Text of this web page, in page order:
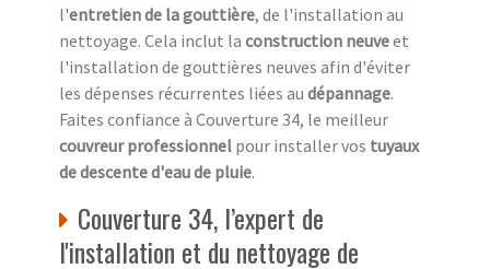
l'entretien de la gouttière, de l'installation au
nettoyage. Cela inclut la construction neuveet
l'installation de gouttières neuves afin d'éviter
les dépenses récurrentes liées au dépannage.
Faites confiance à Couverture 34, le meilleur
couvreur professionnel pour installer vos tuyaux
de descente d'eau de pluie.
Couverture 34, l’expert de
l'installation et du nettoyage de